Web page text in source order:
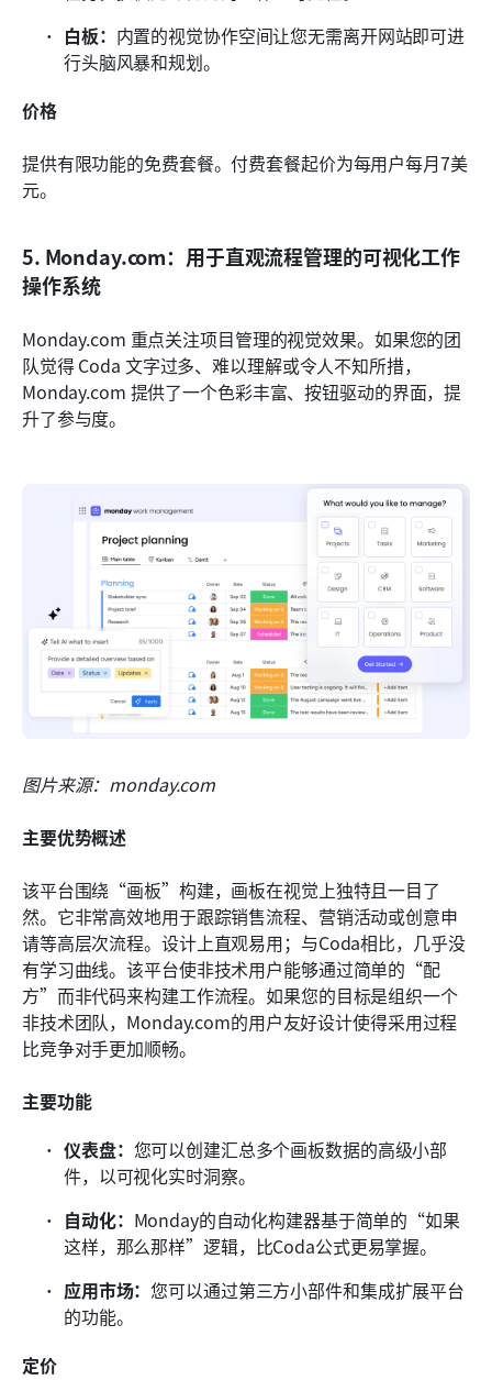
白板： 内置的视觉协作空间让您无需离开网站即可进
行头脑风暴和规划。
价格
提供有限功能的免费套餐。付费套餐起价为每用户每月7美
元。
5. Monday.com：用于直观流程管理的可视化工作
操作系统
Monday.com 重点关注项目管理的视觉效果。如果您的团
队觉得 Coda 文字过多、难以理解或令人不知所措，
Monday.com 提供了一个色彩丰富、按钮驱动的界面，提
升了参与度。
图片来源：monday.com
主要优势概述
该平台围绕“画板”构建，画板在视觉上独特且一目了
然。它非常高效地用于跟踪销售流程、营销活动或创意申
请等高层次流程。设计上直观易用；与Coda相比，几乎没
有学习曲线。该平台使非技术用户能够通过简单的“配
方”而非代码来构建工作流程。如果您的目标是组织一个
非技术团队，Monday.com的用户友好设计使得采用过程
比竞争对手更加顺畅。
主要功能
仪表盘： 您可以创建汇总多个画板数据的高级小部
件，以可视化实时洞察。
自动化： Monday的自动化构建器基于简单的“如果
这样，那么那样”逻辑，比Coda公式更易掌握。
应用市场：您可以通过第三方小部件和集成扩展平台
的功能。
定价